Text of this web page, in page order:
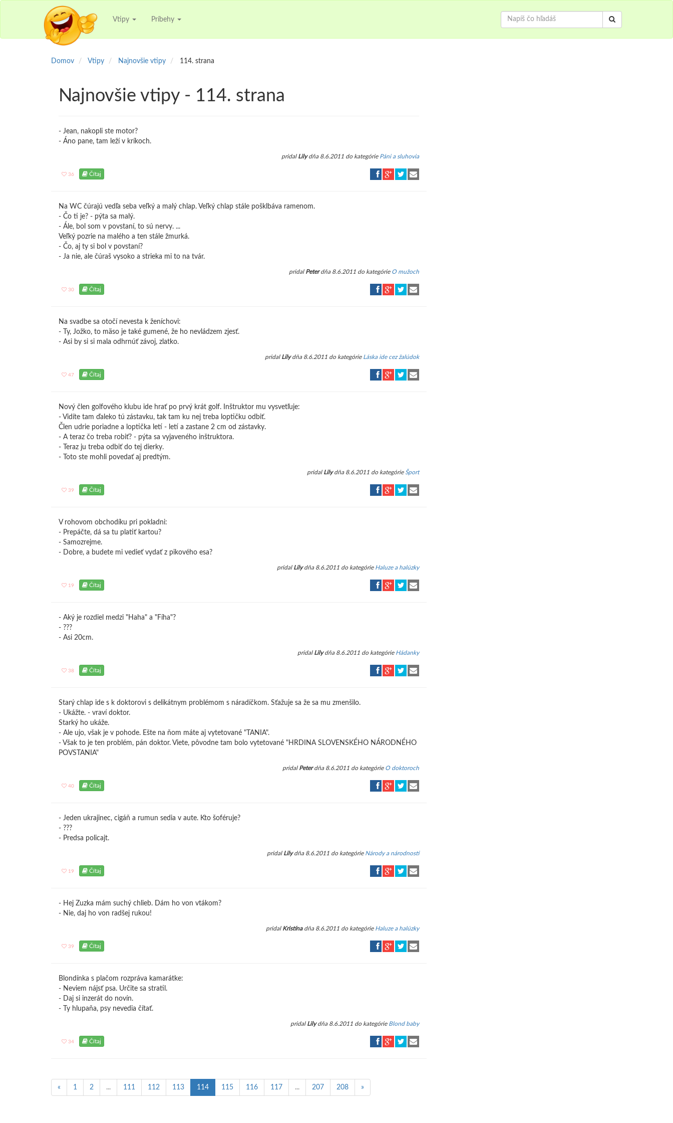
Vtipy Príbehy
Domov Vtipy Najnovšie vtipy 114. strana
Najnovšie vtipy - 114. strana
- Jean, nakopli ste motor?
- Áno pane, tam leží v kríkoch.
pridal Lilydňa 8.6.2011 do kategórie Páni a sluhovia
36 Čítaj
Na WC čúrajú vedľa seba veľký a malý chlap. Veľký chlap stále pošklbáva ramenom.
- Čo ti je? - pýta sa malý.
- Ále, bol som v povstaní, to sú nervy. ...
Veľký pozrie na malého a ten stále žmurká.
- Čo, aj ty si bol v povstaní?
- Ja nie, ale čúraš vysoko a strieka mi to na tvár.
pridal Peterdňa 8.6.2011 do kategórie O mužoch
30 Čítaj
Na svadbe sa otočí nevesta k ženíchovi:
- Ty, Jožko, to mäso je také gumené, že ho nevládzem zjesť.
- Asi by si si mala odhrnúť závoj, zlatko.
pridal Lilydňa 8.6.2011 do kategórie Láska ide cez žalúdok
47 Čítaj
Nový člen golfového klubu ide hrať po prvý krát golf. Inštruktor mu vysvetľuje:
- Vidíte tam ďaleko tú zástavku, tak tam ku nej treba loptičku odbiť.
Člen udrie poriadne a loptička letí - letí a zastane 2 cm od zástavky.
- A teraz čo treba robiť? - pýta sa vyjaveného inštruktora.
- Teraz ju treba odbiť do tej dierky.
- Toto ste mohli povedať aj predtým.
pridal Lilydňa 8.6.2011 do kategórie Šport
39 Čítaj
V rohovom obchodíku pri pokladni:
- Prepáčte, dá sa tu platiť kartou?
- Samozrejme.
- Dobre, a budete mi vedieť vydať z pikového esa?
pridal Lilydňa 8.6.2011 do kategórie Haluze a halúzky
19 Čítaj
- Aký je rozdiel medzi "Haha" a "Fíha"?
- ???
- Asi 20cm.
pridal Lilydňa 8.6.2011 do kategórie Hádanky
38 Čítaj
Starý chlap ide s k doktorovi s delikátnym problémom s náradíčkom. Sťažuje sa že sa mu zmenšilo.
- Ukážte. - vraví doktor.
Starký ho ukáže.
- Ale ujo, však je v pohode. Ešte na ňom máte aj vytetované "TANIA".
- Však to je ten problém, pán doktor. Viete, pôvodne tam bolo vytetované "HRDINA SLOVENSKÉHO NÁRODNÉHO
POVSTANIA"
pridal Peterdňa 8.6.2011 do kategórie O doktoroch
40 Čítaj
- Jeden ukrajinec, cigáň a rumun sedia v aute. Kto šoféruje?
- ???
- Predsa policajt.
pridal Lilydňa 8.6.2011 do kategórie Národy a národnosti
19 Čítaj
- Hej Zuzka mám suchý chlieb. Dám ho von vtákom?
- Nie, daj ho von radšej rukou!
pridal Kristínadňa 8.6.2011 do kategórie Haluze a halúzky
39 Čítaj
Blondínka s plačom rozpráva kamarátke:
- Neviem nájsť psa. Určite sa stratil.
- Daj si inzerát do novín.
- Ty hlupaňa, psy nevedia čítať.
pridal Lilydňa 8.6.2011 do kategórie Blond baby
34 Čítaj
« 1 2 ... 111 112 113 114 115 116 117 ... 207 208 »